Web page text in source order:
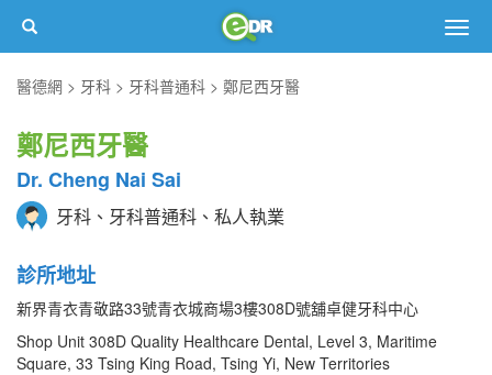
醫德網
牙科 牙科普通科 鄭尼西牙醫
鄭尼西牙醫
Dr. Cheng Nai Sai
牙科、牙科普通科、私人執業
診所地址
新界青衣青敬路33號青衣城商場3樓308D號舖卓健牙科中心
Shop Unit 308D Quality Healthcare Dental, Level 3, Maritime
Square, 33 Tsing King Road, Tsing Yi, New Territories